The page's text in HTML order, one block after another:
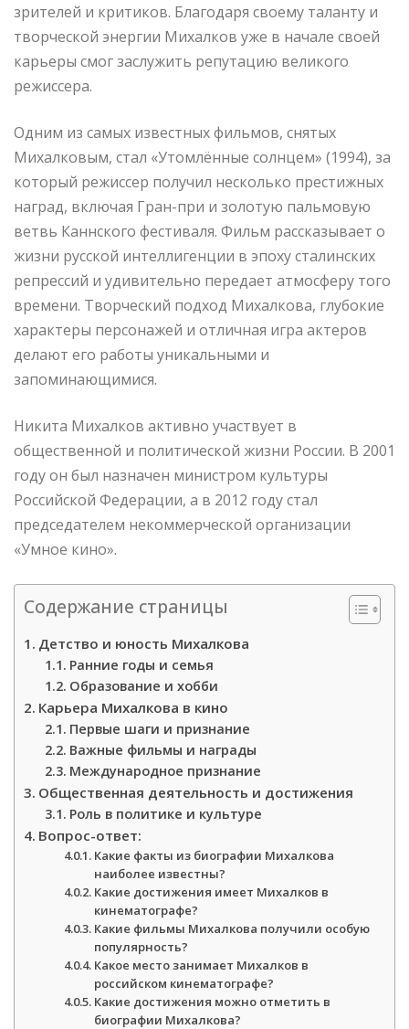
зрителей и критиков. Благодаря своему таланту и
творческой энергии Михалков уже в начале своей
карьеры смог заслужить репутацию великого
режиссера.
Одним из самых известных фильмов, снятых
Михалковым, стал «Утомлённые солнцем» (1994), за
который режиссер получил несколько престижных
наград, включая Гран-при и золотую пальмовую
ветвь Каннского фестиваля. Фильм рассказывает о
жизни русской интеллигенции в эпоху сталинских
репрессий и удивительно передает атмосферу того
времени. Творческий подход Михалкова, глубокие
характеры персонажей и отличная игра актеров
делают его работы уникальными и
запоминающимися.
Никита Михалков активно участвует в
общественной и политической жизни России. В 2001
году он был назначен министром культуры
Российской Федерации, а в 2012 году стал
председателем некоммерческой организации
«Умное кино».
Содержание страницы
Детство и юность Михалкова
Ранние годы и семья
Образование и хобби
Карьера Михалкова в кино
Первые шаги и признание
Важные фильмы и награды
Международное признание
Общественная деятельность и достижения
Роль в политике и культуре
Вопрос-ответ:
Какие факты из биографии Михалкова
наиболее известны?
Какие достижения имеет Михалков в
кинематографе?
Какие фильмы Михалкова получили особую
популярность?
Какое место занимает Михалков в
российском кинематографе?
Какие достижения можно отметить в
биографии Михалкова?